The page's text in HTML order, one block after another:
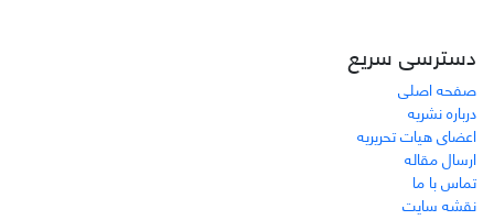
دسترسی سریع
صفحه اصلی
درباره نشریه
اعضای هیات تحریریه
ارسال مقاله
تماس با ما
نقشه سایت